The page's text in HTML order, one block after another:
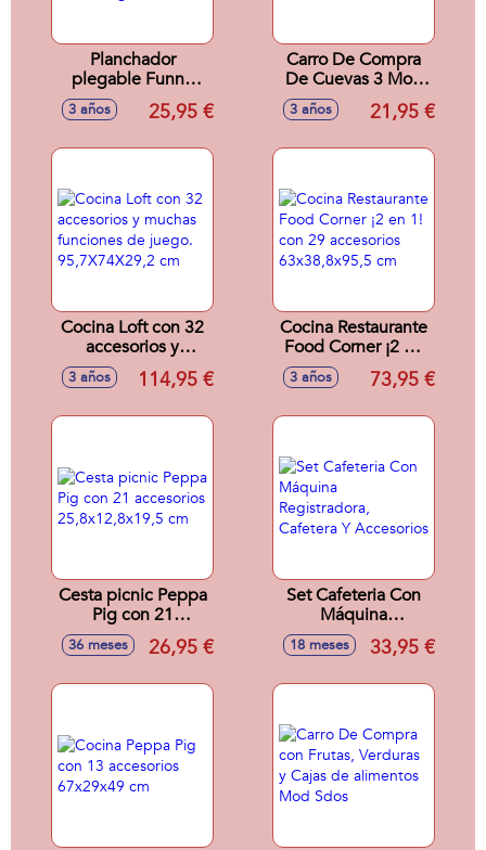
Planchador
plegable Funny
color Rosa.
63x72x25 cm.
3 años 25,95 €
Carro De Compra
De Cuevas 3 Mod
Sdos 36X30X66
3 años 21,95 €
Cocina Loft con 32
accesorios y
muchas funciones
de juego.
3 años 114,95 €
Cocina Restaurante
Food Corner ¡2 en
1! con 29
accesorios
3 años 73,95 €
Cesta picnic Peppa
Pig con 21
accesorios
25,8x12,8x19,5 cm
36 meses 26,95 €
Set Cafeteria Con
Máquina
Registradora,
Cafetera Y
18 meses 33,95 €